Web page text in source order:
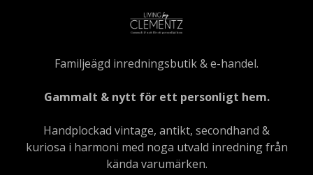
Familjeägd inredningsbutik & e-handel.
Gammalt & nytt för ett personligt hem.
Handplockad vintage, antikt, secondhand &
kuriosa i harmoni med noga utvald inredning från
kända varumärken.